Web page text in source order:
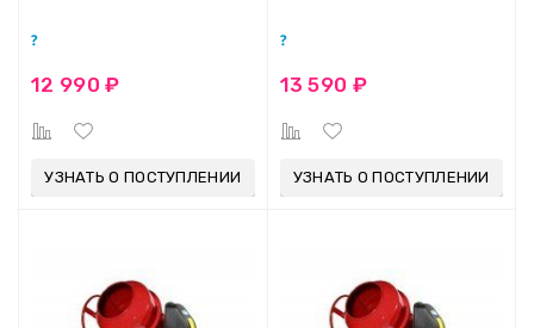
12 990 ₽
УЗНАТЬ О ПОСТУПЛЕНИИ
13 590 ₽
УЗНАТЬ О ПОСТУПЛЕНИИ